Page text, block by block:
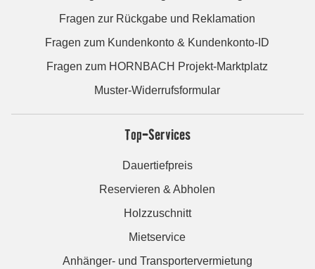
Fragen zur Rückgabe und Reklamation
Fragen zum Kundenkonto & Kundenkonto-ID
Fragen zum HORNBACH Projekt-Marktplatz
Muster-Widerrufsformular
Top-Services
Dauertiefpreis
Reservieren & Abholen
Holzzuschnitt
Mietservice
Anhänger- und Transportervermietung